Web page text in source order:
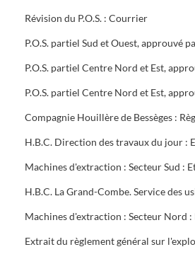
Révision du P.O.S. : Courrier
P.O.S. partiel Sud et Ouest, approuvé
Machines d'extraction : Secteur Sud :
H.B.C. La Grand-Combe. Service des